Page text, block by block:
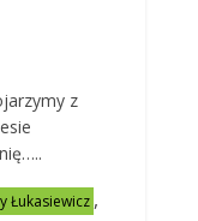
z
Łukasiewicz ,